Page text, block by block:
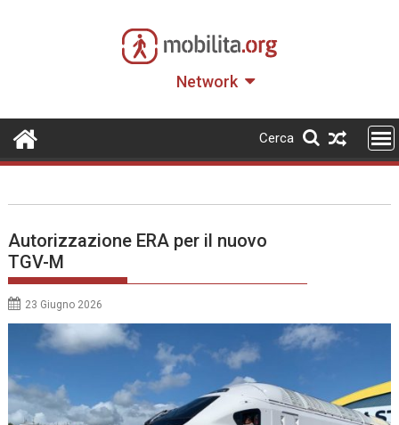
Network
Cerca
Autorizzazione ERA per il nuovo
TGV-M
23 Giugno 2026